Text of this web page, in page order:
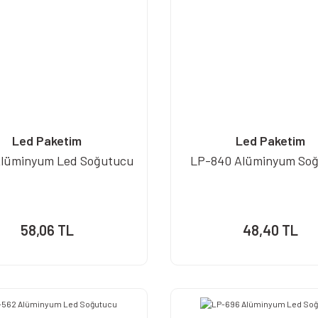
Led Paketim
Led Soğutucu
58,06 TL
Led Paketim
LP-840 Alüminyum
48,40 TL